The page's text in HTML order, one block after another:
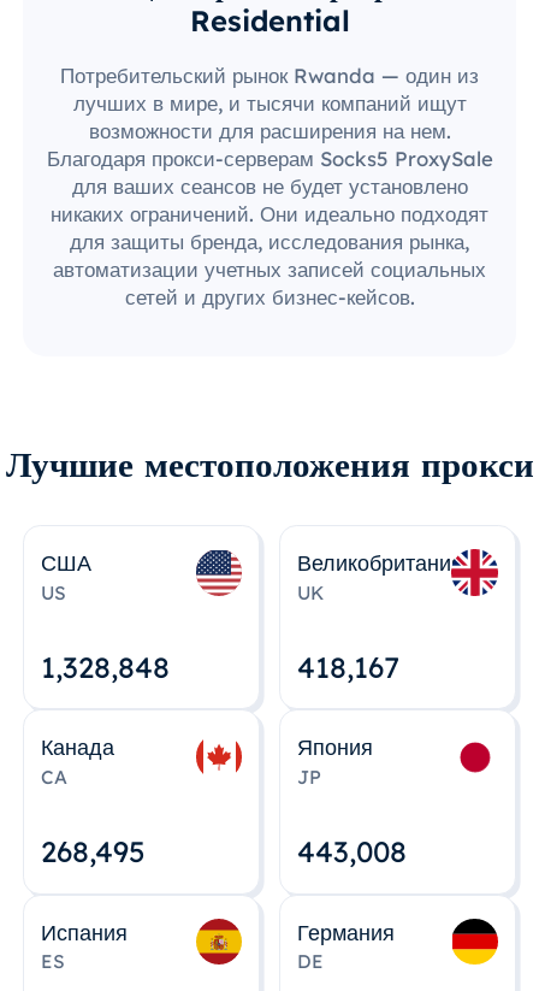
Residential
Потребительский рынок Rwanda — один из
лучших в мире, и тысячи компаний ищут
возможности для расширения на нем.
Благодаря прокси-серверам Socks5 ProxySale
для ваших сеансов не будет установлено
никаких ограничений. Они идеально подходят
для защиты бренда, исследования рынка,
автоматизации учетных записей социальных
сетей и других бизнес-кейсов.
Лучшие местоположения прокси
США
US
1,328,848
Великобритания
UK
418,167
Канада
CA
268,495
Япония
JP
443,008
Испания
ES
Германия
DE